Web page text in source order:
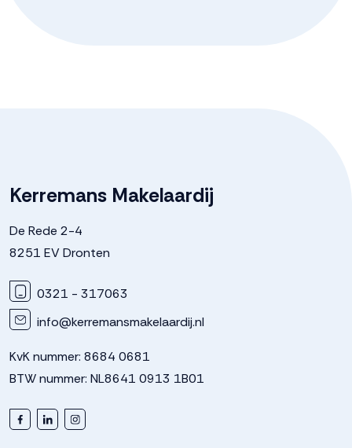
Kerremans Makelaardij
De Rede 2-4
8251 EV Dronten
0321 - 317063
info@kerremansmakelaardij.nl
KvK nummer: 8684 0681
BTW nummer: NL8641 0913 1B01